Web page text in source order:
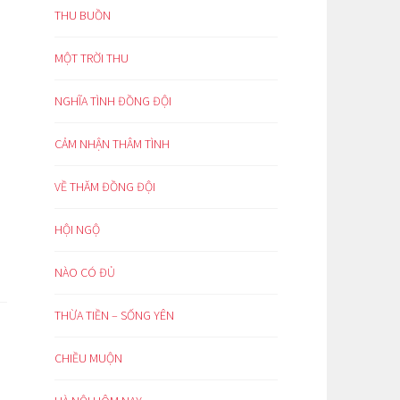
THU BUỒN
MỘT TRỜI THU
NGHĨA TÌNH ĐỒNG ĐỘI
CẢM NHẬN THÂM TÌNH
VỀ THĂM ĐỒNG ĐỘI
HỘI NGỘ
NÀO CÓ ĐỦ
THỪA TIỀN – SỐNG YÊN
CHIỀU MUỘN